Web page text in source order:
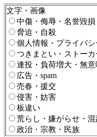
文字・画像
中傷・侮辱・名誉毀損
脅迫・自殺
個人情報・プライバシ
つきまとい・ストーカ
連投・負荷増大・無意
広告・spam
売春・援交
侵害・妨害
板違い
荒らし・嫌がらせ・混
政治・宗教・民族